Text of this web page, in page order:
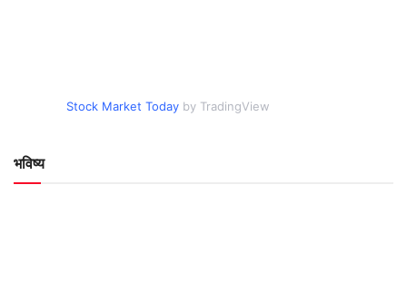
Stock Market Today by TradingView
भविष्य